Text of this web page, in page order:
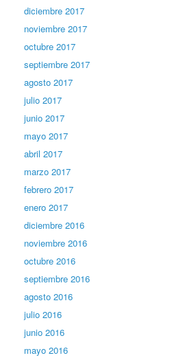
diciembre 2017
noviembre 2017
octubre 2017
septiembre 2017
agosto 2017
julio 2017
junio 2017
mayo 2017
abril 2017
marzo 2017
febrero 2017
enero 2017
diciembre 2016
noviembre 2016
octubre 2016
septiembre 2016
agosto 2016
julio 2016
junio 2016
mayo 2016